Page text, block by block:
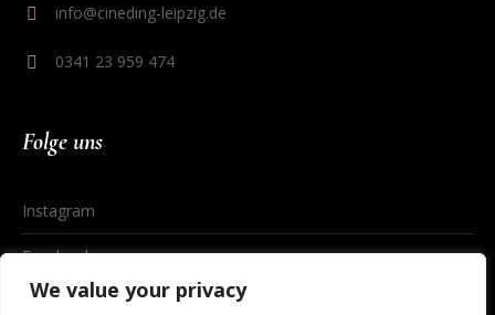
We value your privacy
info@cineding-leipzig.de
0341 23 959 474
Folge uns
Instagram
Facebook